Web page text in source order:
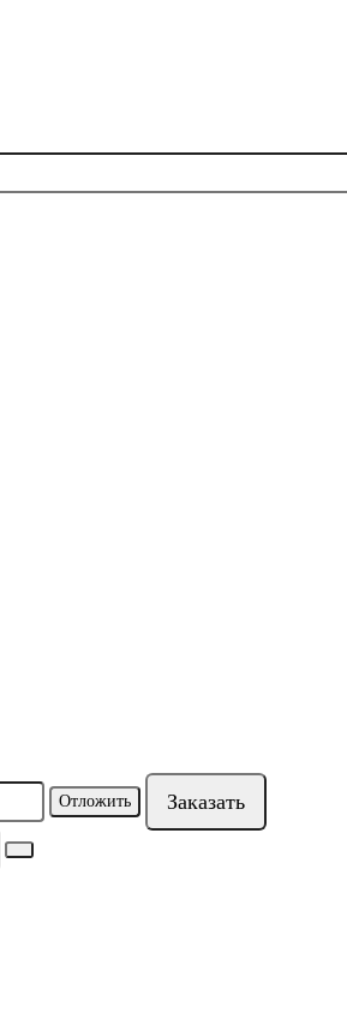
Отложить Заказать